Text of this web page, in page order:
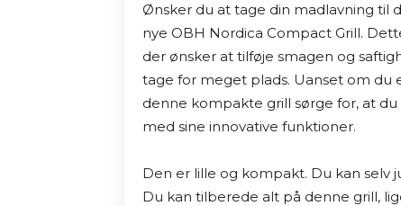
Ønsker du at tage din madlavning til
nye OBH Nordica Compact Grill.
der ønsker at tilføje smagen og
tage for meget plads. Uanset om du
denne kompakte grill sørge for, at
med sine innovative funktioner.
Den er lille og kompakt. Du kan
Du kan tilberede alt på denne grill,